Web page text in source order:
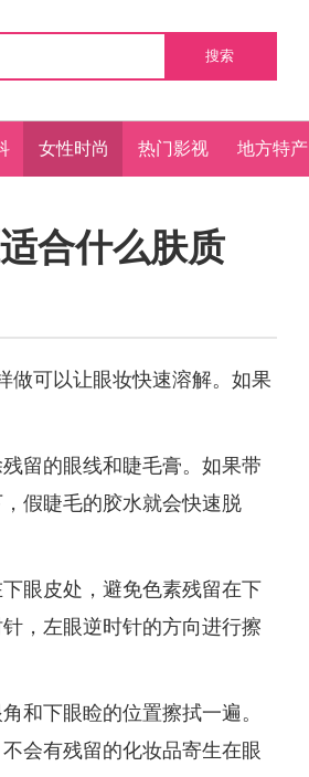
搜索
女性时尚 热门影视 地方特产
合什么肤质
可以让眼妆快速溶解。如果
留的眼线和睫毛膏。如果带
假睫毛的胶水就会快速脱
眼皮处，避免色素残留在下
，左眼逆时针的方向进行擦
下眼睑的位置擦拭一遍。
会有残留的化妆品寄生在眼